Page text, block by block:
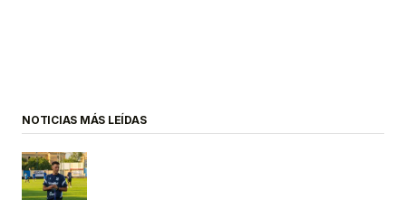
NOTICIAS MÁS LEÍDAS